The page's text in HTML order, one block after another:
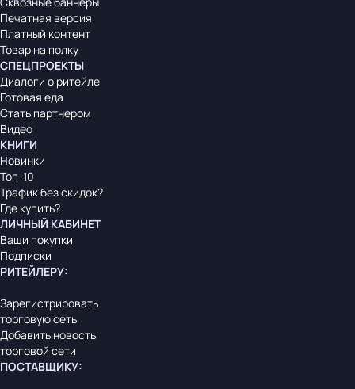
Печатная версия
Платный контент
Товар на полку
СПЕЦПРОЕКТЫ
Диалоги о ритейле
Готовая еда
Стать партнером
Видео
КНИГИ
Новинки
Топ-10
Трафик без скидок?
Где купить?
ЛИЧНЫЙ КАБИНЕТ
Ваши покупки
Подписки
РИТЕЙЛЕРУ:
Зарегистрировать
торговую сеть
Добавить новость
торговой сети
ПОСТАВЩИКУ: